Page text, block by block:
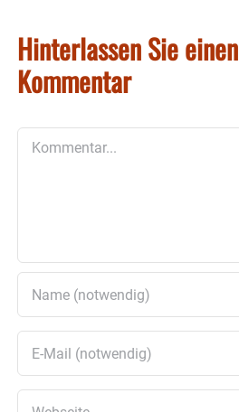
Hinterlassen Sie einen
Kommentar